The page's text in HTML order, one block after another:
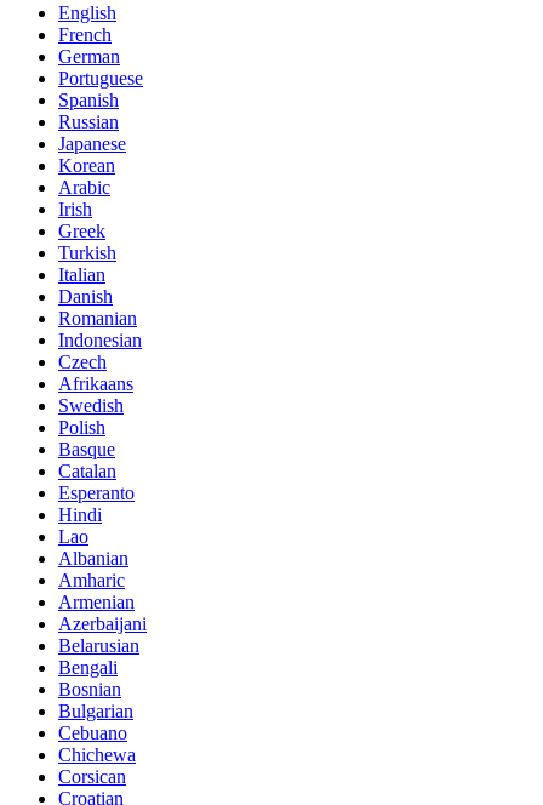
English
French
German
Portuguese
Spanish
Russian
Japanese
Korean
Arabic
Irish
Greek
Turkish
Italian
Danish
Romanian
Indonesian
Czech
Afrikaans
Swedish
Polish
Basque
Catalan
Esperanto
Hindi
Lao
Albanian
Amharic
Armenian
Azerbaijani
Belarusian
Bengali
Bosnian
Bulgarian
Cebuano
Chichewa
Corsican
Croatian